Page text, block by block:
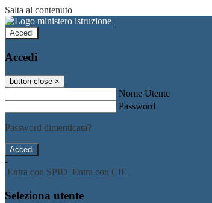
Salta al contenuto
Accedi
Accedi
button close ×
Nome Utente
Password
Password dimenticata?
-
Entra con SPID Entra con CIE
Seleziona utente